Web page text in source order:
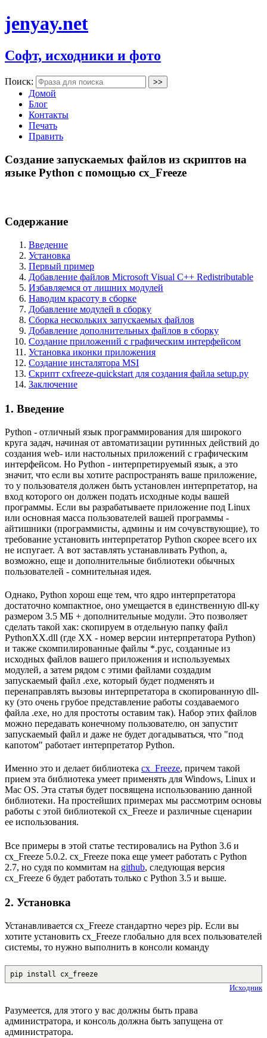
jenyay.net
Софт, исходники и фото
Поиск:
Домой
Блог
Контакты
Печать
Править
Создание запускаемых файлов из скриптов на
языке Python с помощью cx_Freeze
Содержание
Введение
Установка
Первый пример
Добавление файлов Microsoft Visual C++ Redistributable
Избавляемся от лишних модулей
Наводим красоту в сборке
Добавление модулей в сборку
Сборка нескольких запускаемых файлов
Добавление дополнительных файлов в сборку
Создание приложений с графическим интерфейсом
Установка иконки приложения
Создание инсталятора MSI
Скрипт cxfreeze-quickstart для создания файла setup.py
Заключение
1. Введение
Python - отличный язык программирования для широкого
круга задач, начиная от автоматизации рутинных действий до
создания web- или настольных приложений с графическим
интерфейсом. Но Python - интерпретируемый язык, а это
значит, что если вы хотите распространять ваше приложение,
то у пользователя должен быть установлен интерпретатор, на
вход которого он должен подать исходные коды вашей
программы. Если вы разрабатываете приложение под Linux
или основная масса пользователей вашей программы -
айтишники (программисты, админы и им сочувствующие), то
требование установить интерпретатор Python скорее всего их
не испугает. А вот заставлять устанавливать Python, а,
возможно, еще и дополнительные библиотеки обычных
пользователей - сомнительная идея.
Однако, Python хорош еще тем, что ядро интерпретатора
достаточно компактное, оно умещается в единственную dll-ку
размером 3.5 МБ + дополнительные модули. Это позволяет
сделать такой хак: скопируем в отдельную папку файл
PythonXX.dll (где XX - номер версии интерпретатора Python)
и также скомпилированные файлы *.pyc, созданные из
исходных файлов вашего приложения и используемых
модулей, а затем рядом с этими файлами создадим
запускаемый файл .exe, который будет подменять и
перенаправлять вызовы интерпретатора в скопированную dll-
ку (это очень грубое представление работы создаваемого
файла .exe, но для простоты оставим так). Набор этих файлов
можно передавать конечному пользователю, он запустит
запускаемый файл и даже не будет догадываться, что "под
капотом" работает интерпретатор Python.
Именно это и делает библиотека cx_Freeze, причем такой
прием эта библиотека умеет применять для Windows, Linux и
Mac OS. Эта статья будет посвящена использованию данной
библиотеки. На простейших примерах мы рассмотрим основы
работы с этой библиотекой cx_Freeze и различные сценарии
ее использования.
Все примеры в этой статье тестировались на Python 3.6 и
cx_Freeze 5.0.2. cx_Freeze пока еще умеет работать с Python
2.7, но судя по коммитам на github, следующая версия
cx_Freeze 6 будет работать только с Python 3.5 и выше.
2. Установка
Устанавливается cx_Freeze стандартно через pip. Если вы
хотите установить cx_Freeze глобально для всех пользователей
системы, то нужно выполнить в консоли команду
pip install cx_freeze
Исходник
Разумеется, для этого у вас должны быть права
администратора, и консоль должна быть запущена от
администратора.